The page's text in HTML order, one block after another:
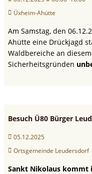
Üxheim-Ahütte
Am Samstag, den 06.12.2025, findet im Bereich Üxheim-
Ahütte eine Drückjagd
Waldbereiche an
Sicherheitsgründen
Besuch Ü80 Bürger
05.12.2025
Ortsgemeinde Leudersdorf
Sankt Nikolaus kommt